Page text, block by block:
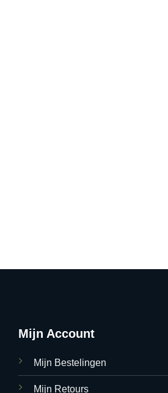
Mijn Account
Mijn Bestelingen
Mijn Retours